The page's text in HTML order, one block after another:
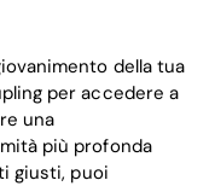
della tua
per accedere a
una
più profonda
giusti, puoi